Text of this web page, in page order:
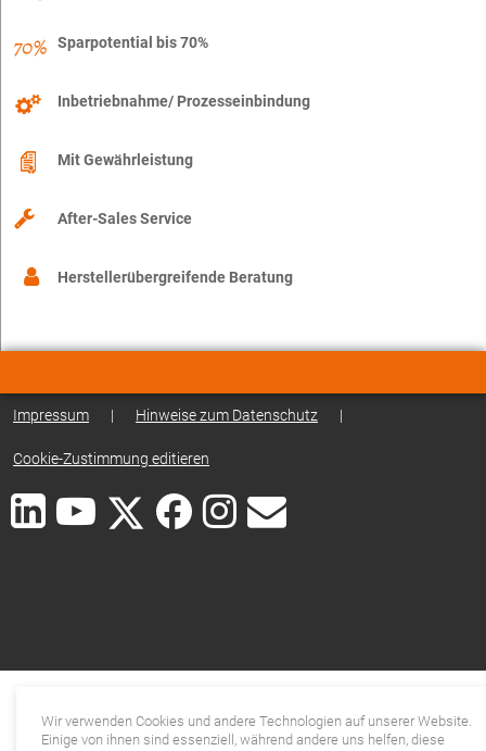
Sparpotential bis 70%
Inbetriebnahme/ Prozesseinbindung
Mit Gewährleistung
After-Sales Service
Herstellerübergreifende Beratung
Impressum | Hinweise zum Datenschutz |
Cookie-Zustimmung editieren
Wir verwenden Cookies und andere Technologien auf unserer Website.
Einige von ihnen sind essenziell, während andere uns helfen, diese